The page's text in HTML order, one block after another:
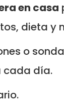
en casa
dieta y
o
cada día.